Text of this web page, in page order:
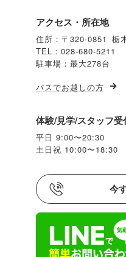
アクセス・所在地
住所：〒320-0851 栃
TEL：028-680-5211
駐車場：最大278台
バスでお越しの方
体験/見学/スタッフ受
平日 9:00〜20:30
土日祝 10:00〜18:30
今